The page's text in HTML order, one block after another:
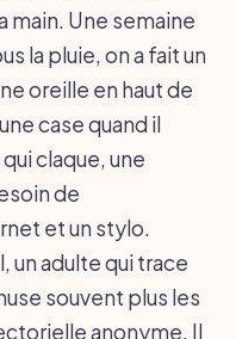
main. Une semaine
la pluie, on a fait un
oreille en haut de
case quand il
claque, une
de
et un stylo.
un adulte qui trace
souvent plus les
anonyme. Il